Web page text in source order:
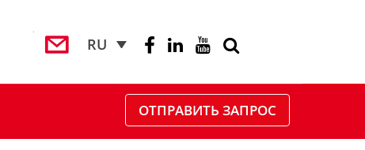
RU
ОТПРАВИТЬ ЗАПРОС